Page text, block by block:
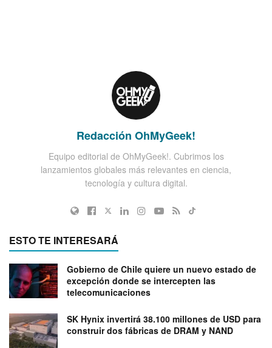
Redacción OhMyGeek!
Equipo editorial de OhMyGeek!. Cubrimos los
lanzamientos globales más relevantes en ciencia,
tecnología y cultura digital.
ESTO TE INTERESARÁ
Gobierno de Chile quiere un nuevo estado de
excepción donde se intercepten las
telecomunicaciones
SK Hynix invertirá 38.100 millones de USD para
construir dos fábricas de DRAM y NAND